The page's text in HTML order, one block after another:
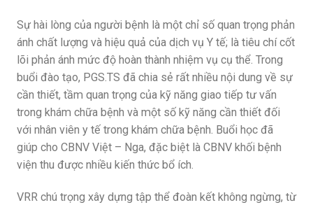
Sự hài lòng của người bệnh là một chỉ số quan trọng phản
ánh chất lượng và hiệu quả của dịch vụ Y tế; là tiêu chí cốt
lõi phản ánh mức độ hoàn thành nhiệm vụ cụ thể. Trong
buổi đào tạo, PGS.TS đã chia sẻ rất nhiều nội dung về sự
cần thiết, tầm quan trọng của kỹ năng giao tiếp tư vấn
trong khám chữa bệnh và một số kỹ năng cần thiết đối
với nhân viên y tế trong khám chữa bệnh. Buổi học đã
giúp cho CBNV Việt – Nga, đặc biệt là CBNV khối bệnh
viện thu được nhiều kiến thức bổ ích.
VRR chú trọng xây dựng tập thể đoàn kết không ngừng, từ